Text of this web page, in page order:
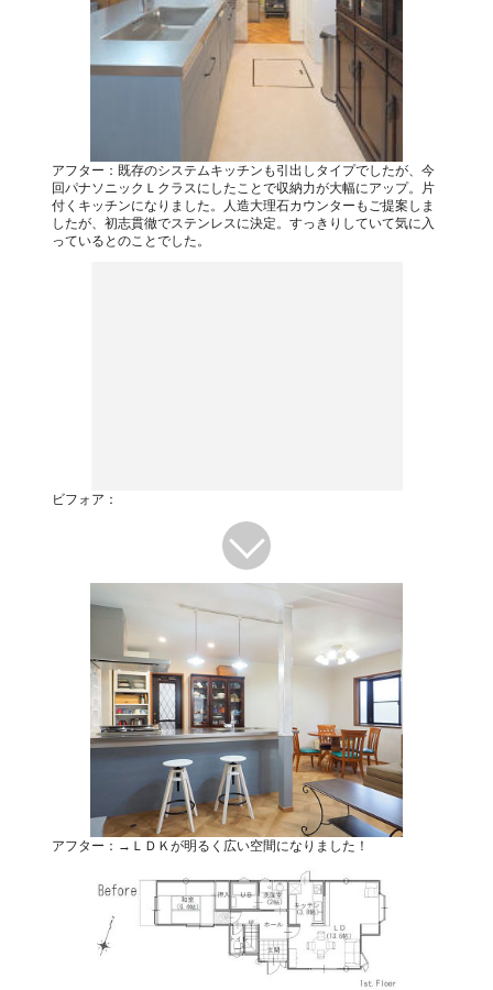
アフター：既存のシステムキッチンも引出しタイプでしたが、今
回パナソニックＬクラスにしたことで収納力が大幅にアップ。片
付くキッチンになりました。人造大理石カウンターもご提案しま
したが、初志貫徹でステンレスに決定。すっきりしていて気に入
っているとのことでした。
ビフォア：
アフター：→ＬＤＫが明るく広い空間になりました！